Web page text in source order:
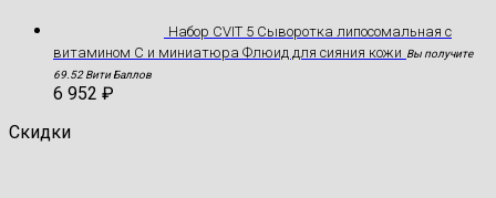
Набор CVIT 5 Сыворотка липосомальная с
витамином С и миниатюра Флюид для сияния кожи Вы получите
69.52 Вити Баллов
6 952 ₽
Скидки